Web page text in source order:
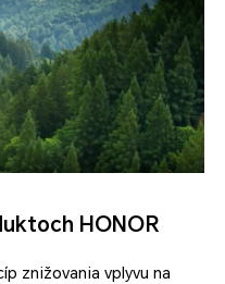
HONOR
znižovania vplyvu na